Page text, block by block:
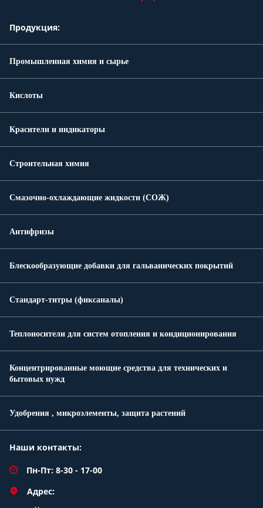
Продукция:
Промышленная химия и сырье
Кислоты
Красители и индикаторы
Строительная химия
Смазочно-охлаждающие жидкости (СОЖ)
Антифризы
Блескообразующие добавки для гальванических покрытий
Стандарт-титры (фиксаналы)
Теплоносители для систем отопления и кондиционирования
Концентрированные моющие средства для технических и
бытовых нужд
Удобрения , микроэлементы, защита растений
Наши контакты:
Пн-Пт: 8-30 - 17-00
Адрес: